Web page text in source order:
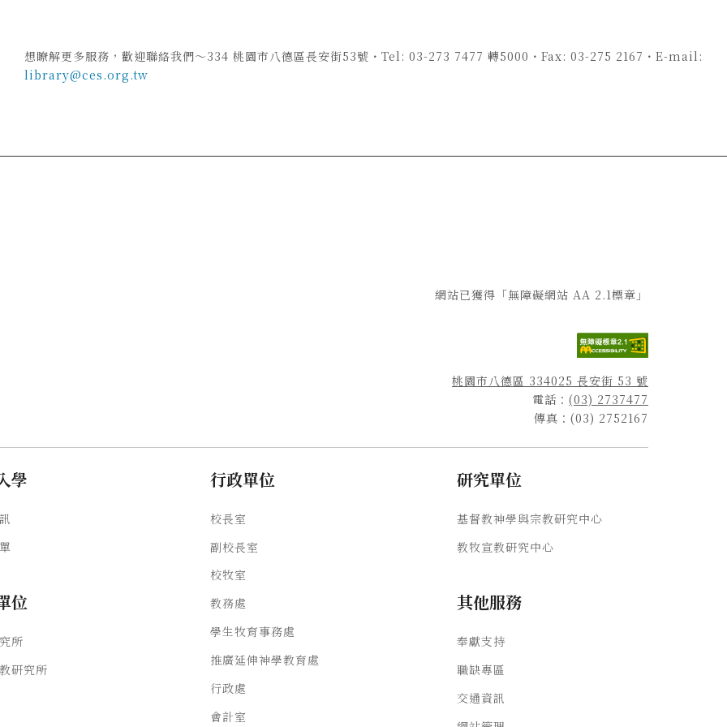
想瞭解更多服務，歡迎聯絡我們～334 桃園市八德區長安街53號・Tel: 03-273 7477 轉5000・Fax: 03-275 2167・E-mail:
library@ces.org.tw
網站已獲得「無障礙網站 AA 2.1標章」
桃園市八德區 334025 長安街 53 號
電話： (03) 2737477
傳真：(03) 2752167
學
位
所
研究所
行政單位
校長室
副校長室
校牧室
教務處
學生牧育事務處
推廣延伸神學教育處
行政處
會計室
研究單位
基督教神學與宗教研究中心
教牧宣教研究中心
其他服務
奉獻支持
職缺專區
交通資訊